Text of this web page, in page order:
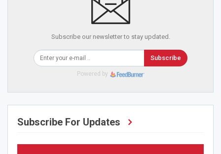
Subscribe our newsletter to stay updated.
Subscribe
Powered by
Subscribe For Updates